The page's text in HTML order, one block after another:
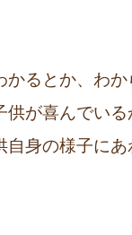
かるとか、わ
供が喜んでい
身の様子にあ